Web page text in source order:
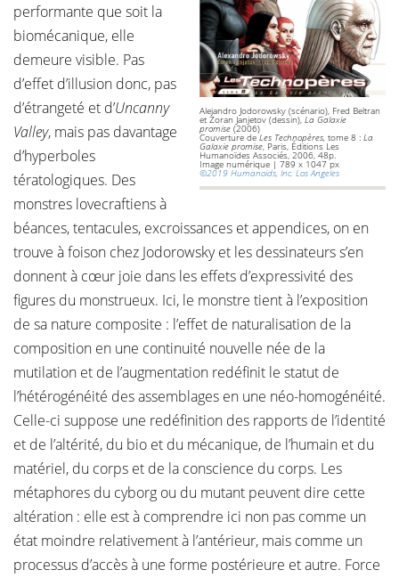
Alejandro Jodorowsky (scénario), Fred Beltran
et Zoran Janjetov (dessin), La Galaxie
promise (2006)
Couverture deLes Technopères, tome 8 : La
Galaxie promise, Paris, Éditions Les
Humanoïdes Associés, 2006, 48p.
Image numérique | 789 x 1047 px
©2019 Humanoids, Inc. Los Angeles
performante que soit la
biomécanique, elle
demeure visible. Pas
d’effet d’illusion donc, pas
d’étrangeté et d’Uncanny
Valley, mais pas davantage
d’hyperboles
tératologiques. Des
monstres lovecraftiens à
béances, tentacules, excroissances et appendices, on en
trouve à foison chez Jodorowsky et les dessinateurs s’en
donnent à cœur joie dans les effets d’expressivité des
figures du monstrueux. Ici, le monstre tient à l’exposition
de sa nature composite : l’effet de naturalisation de la
composition en une continuité nouvelle née de la
mutilation et de l’augmentation redéfinit le statut de
l’hétérogénéité des assemblages en une néo-homogénéité.
Celle-ci suppose une redéfinition des rapports de l’identité
et de l’altérité, du bio et du mécanique, de l’humain et du
matériel, du corps et de la conscience du corps. Les
métaphores du cyborg ou du mutant peuvent dire cette
altération : elle est à comprendre ici non pas comme un
état moindre relativement à l’antérieur, mais comme un
processus d’accès à une forme postérieure et autre. Force